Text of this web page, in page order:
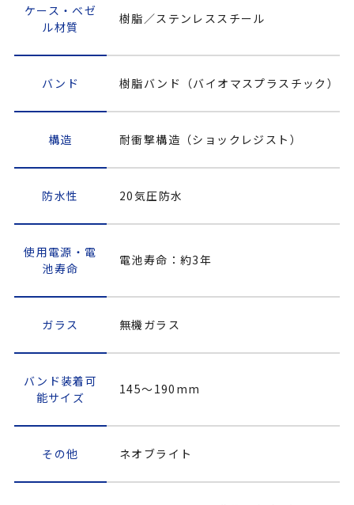
ケース・ベゼ
ル材質
樹脂／ステンレススチール
バンド 樹脂バンド（バイオマスプラスチック）
構造 耐衝撃構造（ショックレジスト）
防水性 20気圧防水
使用電源・電
池寿命
電池寿命：約3年
ガラス 無機ガラス
バンド装着可
能サイズ
145～190mm
その他 ネオブライト